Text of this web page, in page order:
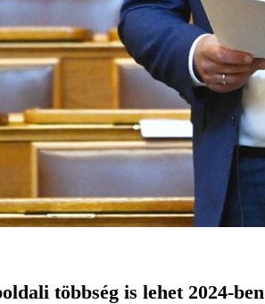
többség is lehet 2024-